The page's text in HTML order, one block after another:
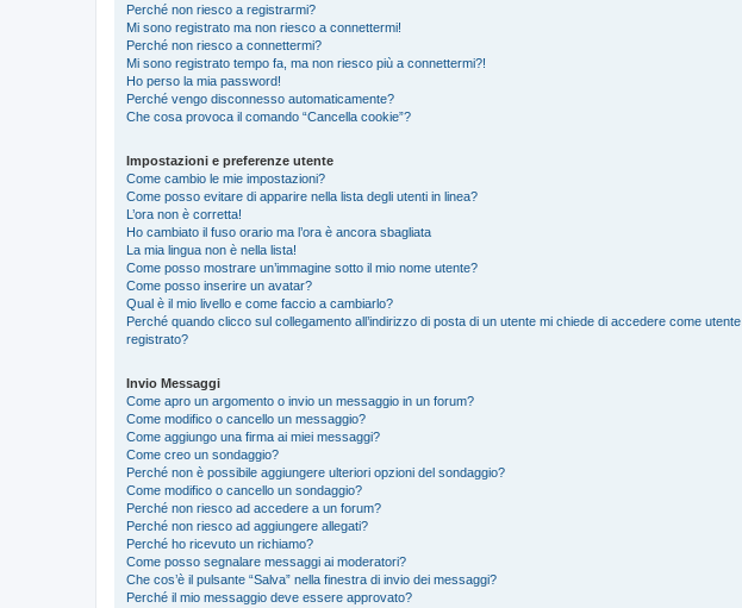
Perché non riesco a registrarmi?
Mi sono registrato ma non riesco a connettermi!
Perché non riesco a connettermi?
Mi sono registrato tempo fa, ma non riesco più a connettermi?!
Ho perso la mia password!
Perché vengo disconnesso automaticamente?
Che cosa provoca il comando “Cancella cookie”?
Impostazioni e preferenze utente
Come cambio le mie impostazioni?
Come posso evitare di apparire nella lista degli utenti in linea?
L’ora non è corretta!
Ho cambiato il fuso orario ma l’ora è ancora sbagliata
La mia lingua non è nella lista!
Come posso mostrare un’immagine sotto il mio nome utente?
Come posso inserire un avatar?
Qual è il mio livello e come faccio a cambiarlo?
Perché quando clicco sul collegamento all’indirizzo di posta di un utente mi chiede di accedere come utente
registrato?
Invio Messaggi
Come apro un argomento o invio un messaggio in un forum?
Come modifico o cancello un messaggio?
Come aggiungo una firma ai miei messaggi?
Come creo un sondaggio?
Perché non è possibile aggiungere ulteriori opzioni del sondaggio?
Come modifico o cancello un sondaggio?
Perché non riesco ad accedere a un forum?
Perché non riesco ad aggiungere allegati?
Perché ho ricevuto un richiamo?
Come posso segnalare messaggi ai moderatori?
Che cos’è il pulsante “Salva” nella finestra di invio dei messaggi?
Perché il mio messaggio deve essere approvato?